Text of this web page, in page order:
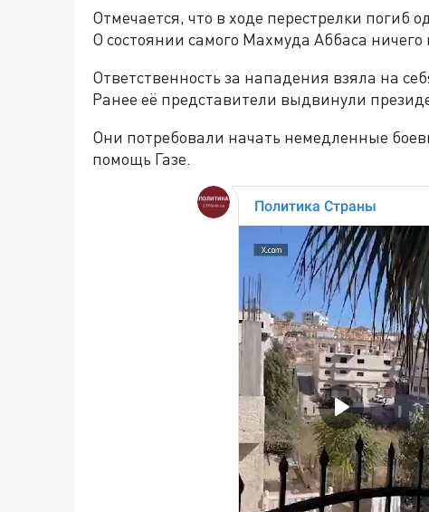
Отмечается, что в ходе перестрелки погиб
О состоянии самого Махмуда Аббаса ничего
Ответственность за нападения взяла на
Ранее её представители выдвинули
Они потребовали начать немедленные
помощь Газе.